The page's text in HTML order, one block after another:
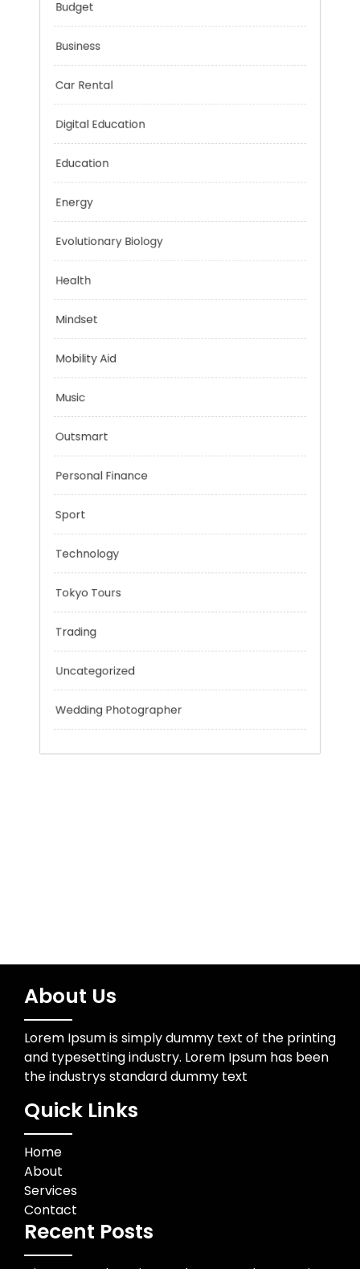
Budget
Car Rental
Digital Education
Education
Evolutionary Biology
Health
Mindset
Mobility Aid
Music
Outsmart
Sport
Tokyo Tours
Trading
About Us
Lorem Ipsum is simply dummy text of the printing
and typesetting industry. Lorem Ipsum has been
the industrys standard dummy text
Quick Links
Home
About
Services
Contact
Recent Posts